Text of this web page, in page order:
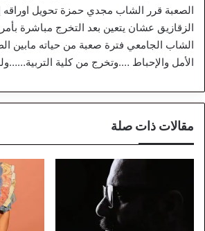
الصعبة قرر الشاب مجدي حمزة تحويل اوراقه
الزقازيق عشان يتعين بعد التخرج مباشرة
الشاب الجامعي فترة صعبة من حياته مابين
الأمل والإحباط ….وتخرج من كلية
مقالات ذات صلة